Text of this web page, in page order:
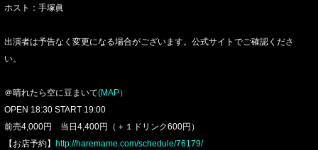
ホスト：手塚眞
出演者は予告なく変更になる場合がございます。公式サイトでご確認くださ
い。
＠晴れたら空に豆まいて(MAP）
OPEN 18:30 START 19:00
前売4,000円 当日4,400円（＋１ドリンク600円）
【お店予約】 http://haremame.com/schedule/76179/